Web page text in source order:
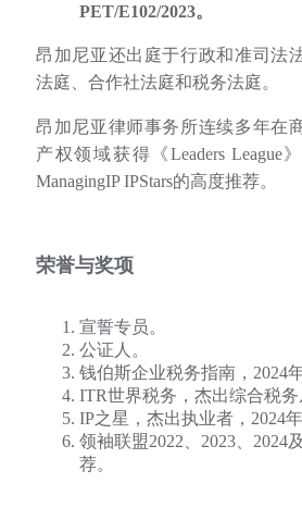
PET/E102/2023。
昂加尼亚还出庭于行政和准司法
法庭、合作社法庭和税务法庭。
昂加尼亚律师事务所连续多年在
产权领域获得《Leaders League
ManagingIP IPStars的高度推荐。
荣誉与奖项
宣誓专员。
公证人。
钱伯斯企业税务指南，2024
ITR世界税务，杰出综合税务
IP之星，杰出执业者，2024年
领袖联盟2022、2023、2024
荐。